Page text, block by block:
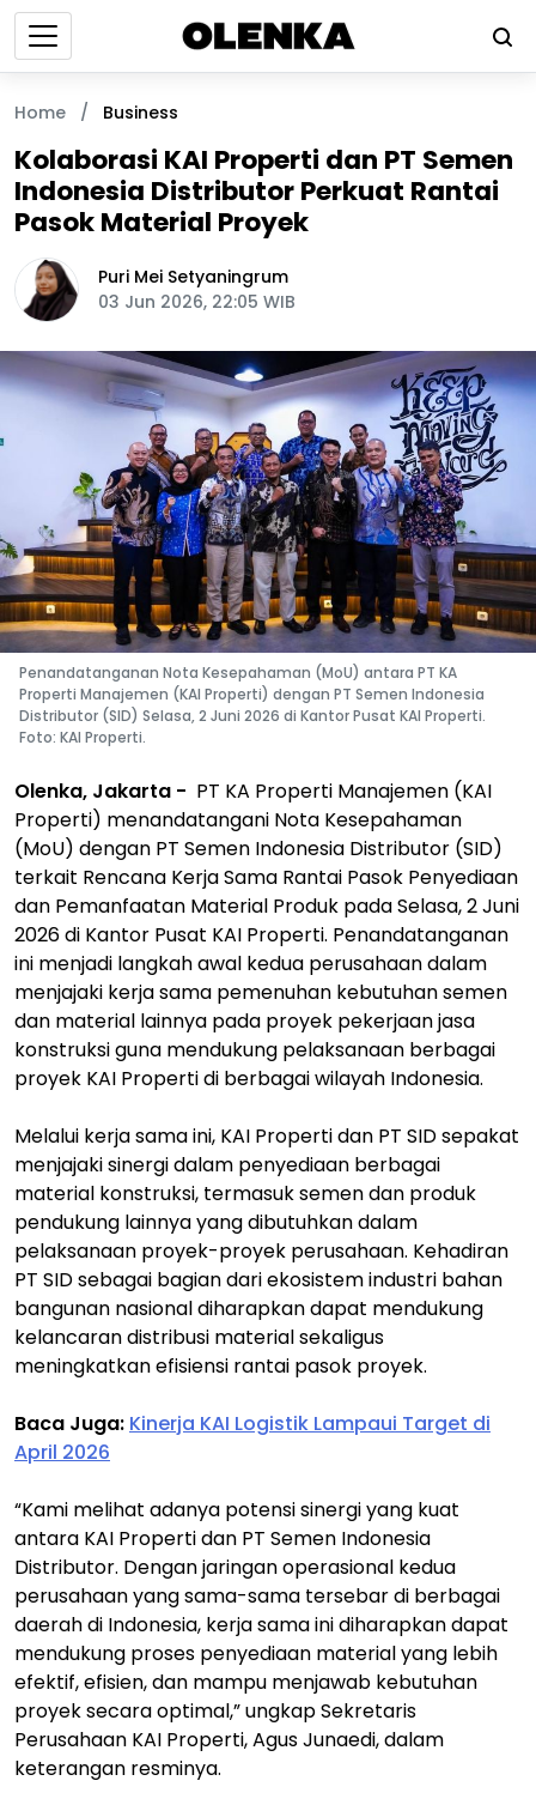
Home / Business
Kolaborasi KAI Properti dan PT Semen
Indonesia Distributor Perkuat Rantai
Pasok Material Proyek
Puri Mei Setyaningrum
03 Jun 2026, 22:05 WIB
Penandatanganan Nota Kesepahaman (MoU) antara PT KA
Properti Manajemen (KAI Properti) dengan PT Semen Indonesia
Distributor (SID) Selasa, 2 Juni 2026 di Kantor Pusat KAI Properti.
Foto: KAI Properti.
Olenka, Jakarta - PT KA Properti Manajemen (KAI
Properti) menandatangani Nota Kesepahaman
(MoU) dengan PT Semen Indonesia Distributor (SID)
terkait Rencana Kerja Sama Rantai Pasok Penyediaan
dan Pemanfaatan Material Produk pada Selasa, 2 Juni
2026 di Kantor Pusat KAI Properti. Penandatanganan
ini menjadi langkah awal kedua perusahaan dalam
menjajaki kerja sama pemenuhan kebutuhan semen
dan material lainnya pada proyek pekerjaan jasa
konstruksi guna mendukung pelaksanaan berbagai
proyek KAI Properti di berbagai wilayah Indonesia.
Melalui kerja sama ini, KAI Properti dan PT SID sepakat
menjajaki sinergi dalam penyediaan berbagai
material konstruksi, termasuk semen dan produk
pendukung lainnya yang dibutuhkan dalam
pelaksanaan proyek-proyek perusahaan. Kehadiran
PT SID sebagai bagian dari ekosistem industri bahan
bangunan nasional diharapkan dapat mendukung
kelancaran distribusi material sekaligus
meningkatkan efisiensi rantai pasok proyek.
Baca Juga: Kinerja KAI Logistik Lampaui Target di
April 2026
“Kami melihat adanya potensi sinergi yang kuat
antara KAI Properti dan PT Semen Indonesia
Distributor. Dengan jaringan operasional kedua
perusahaan yang sama-sama tersebar di berbagai
daerah di Indonesia, kerja sama ini diharapkan dapat
mendukung proses penyediaan material yang lebih
efektif, efisien, dan mampu menjawab kebutuhan
proyek secara optimal,” ungkap Sekretaris
Perusahaan KAI Properti, Agus Junaedi, dalam
keterangan resminya.